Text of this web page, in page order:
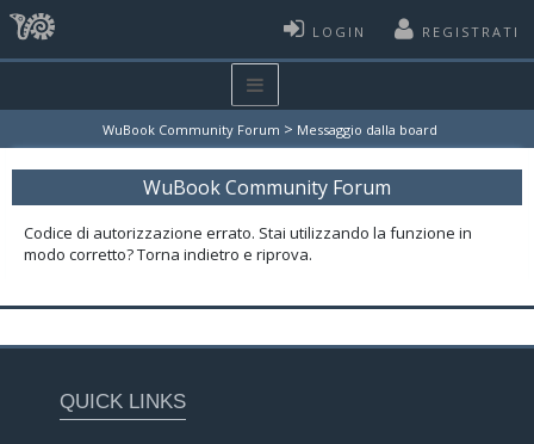
LOGIN REGISTRATI
WuBook Community Forum > Messaggio dalla board
WuBook Community Forum
Codice di autorizzazione errato. Stai utilizzando la funzione in
modo corretto? Torna indietro e riprova.
QUICK LINKS